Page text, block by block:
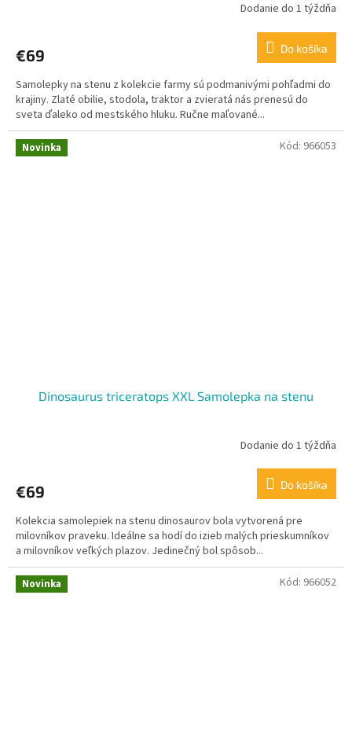
Dodanie do 1 týždňa
€69 Do košíka
Samolepky na stenu z kolekcie farmy sú podmanivými pohľadmi do
krajiny. Zlaté obilie, stodola, traktor a zvieratá nás prenesú do
sveta ďaleko od mestského hluku. Ručne maľované...
Novinka
Dinosaurus triceratops XXL Samolepka na stenu
Dodanie do 1 týždňa
€69 Do košíka
Kolekcia samolepiek na stenu dinosaurov bola vytvorená pre
milovníkov praveku. Ideálne sa hodí do izieb malých prieskumníkov
a milovníkov veľkých plazov. Jedinečný bol spôsob...
Kód: 966053
Novinka Kód: 966052